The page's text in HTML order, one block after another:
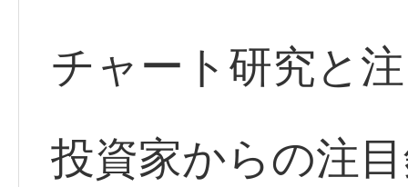
チャート研究と
投資家からの注